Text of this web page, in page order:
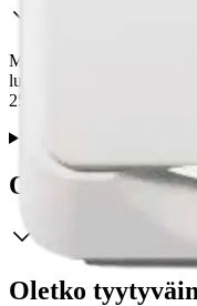
Maadoitettu 1-osainen
luokituksen vuoksi
250V.
Ominaisuudet
Oletko